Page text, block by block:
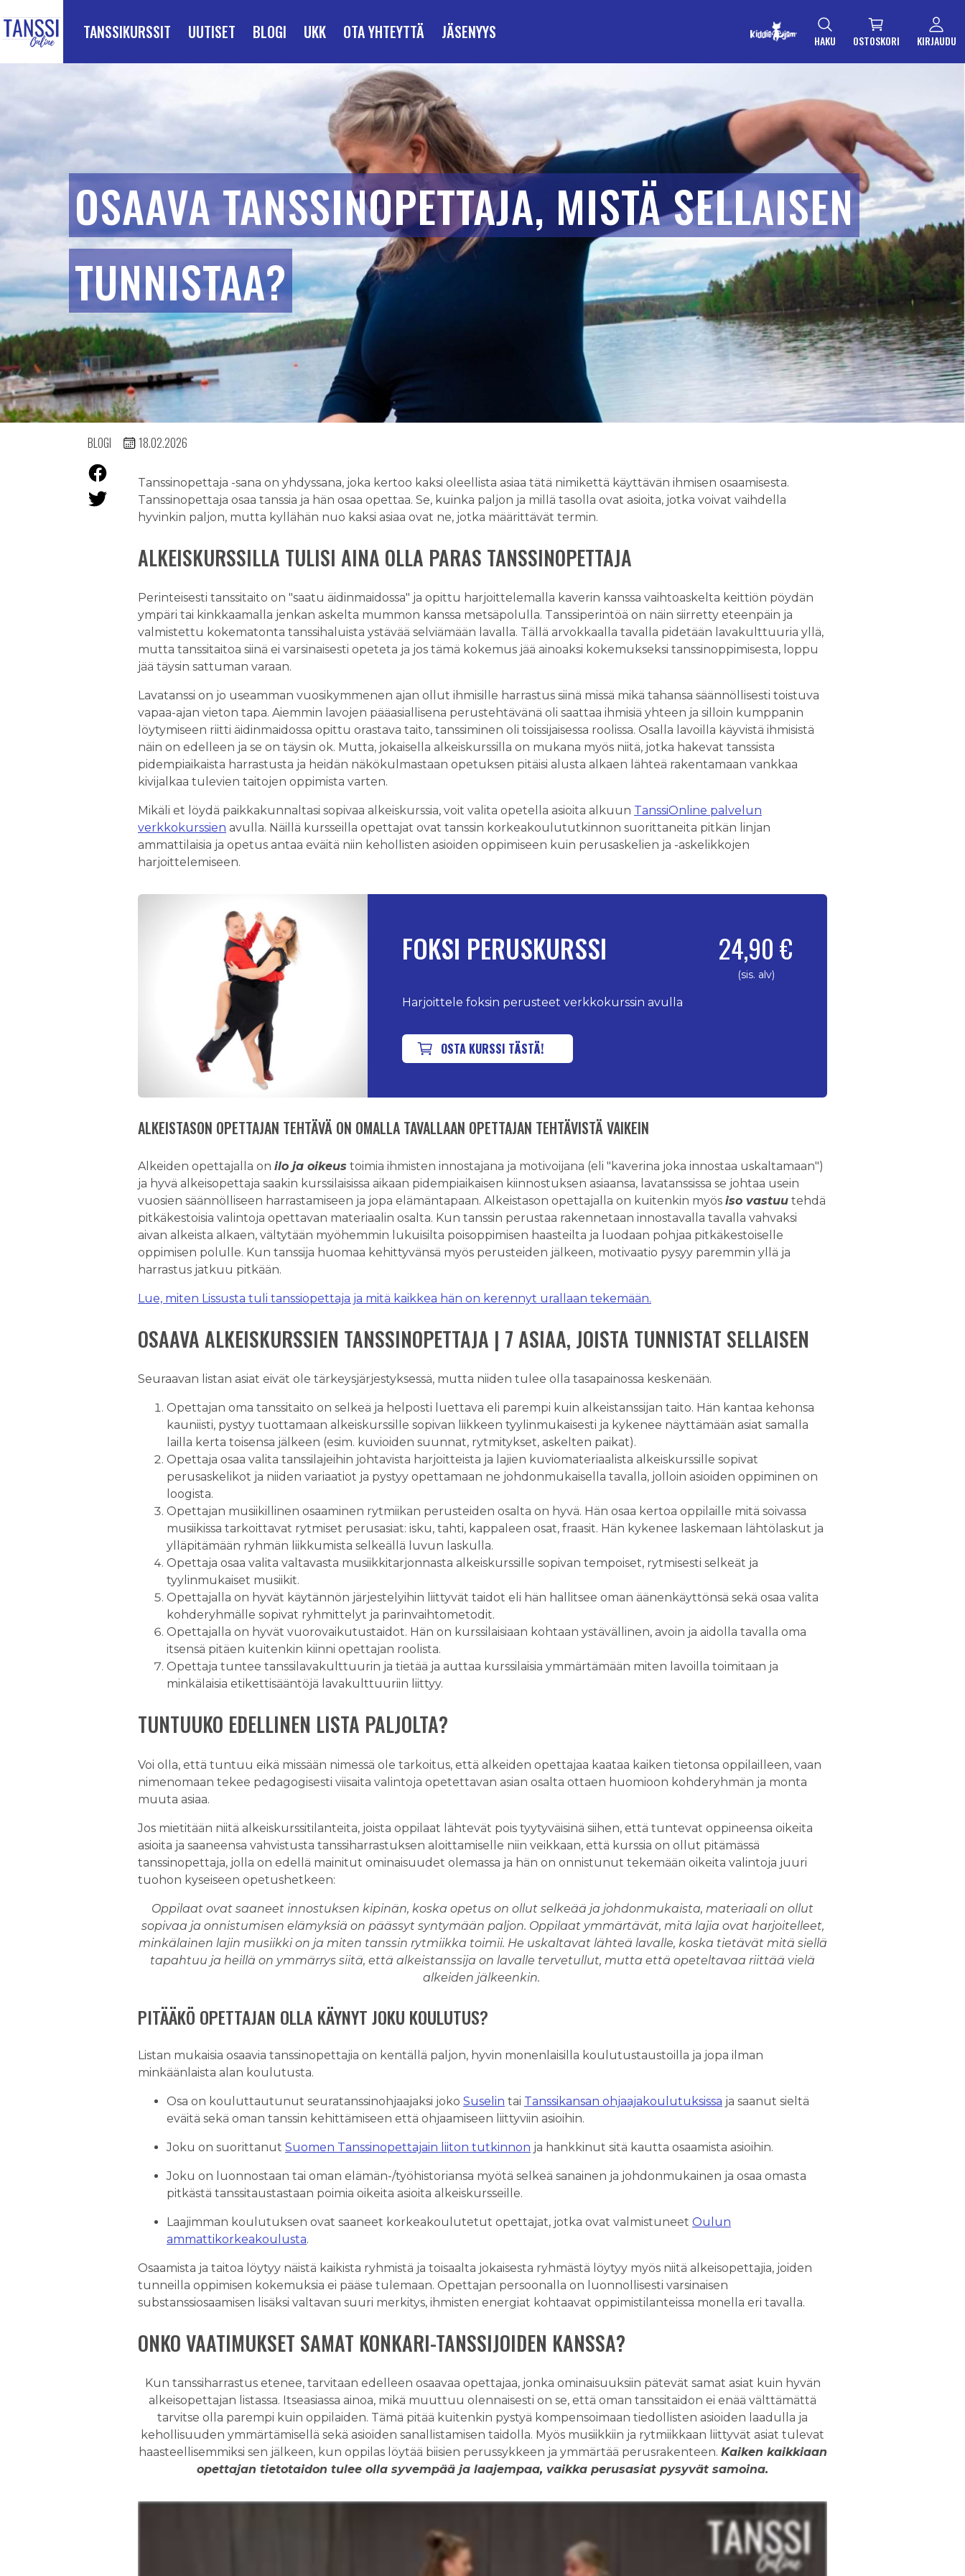
TANSSIKURSSIT UUTISET BLOGI UKK OTA YHTEYTTÄ JÄSENYYS HAKU OSTOSKORI KIRJAUDU
OSAAVA TANSSINOPETTAJA, MISTÄ SELLAISEN
TUNNISTAA?
BLOGI 18.02.2026
Tanssinopettaja -sana on yhdyssana, joka kertoo kaksi oleellista asiaa tätä nimikettä käyttävän ihmisen osaamisesta.
Tanssinopettaja osaa tanssia ja hän osaa opettaa. Se, kuinka paljon ja millä tasolla ovat asioita, jotka voivat vaihdella
hyvinkin paljon, mutta kyllähän nuo kaksi asiaa ovat ne, jotka määrittävät termin.
ALKEISKURSSILLA TULISI AINA OLLA PARAS TANSSINOPETTAJA
Perinteisesti tanssitaito on "saatu äidinmaidossa" ja opittu harjoittelemalla kaverin kanssa vaihtoaskelta keittiön pöydän
ympäri tai kinkkaamalla jenkan askelta mummon kanssa metsäpolulla. Tanssiperintöä on näin siirretty eteenpäin ja
valmistettu kokematonta tanssihaluista ystävää selviämään lavalla. Tällä arvokkaalla tavalla pidetään lavakulttuuria yllä,
mutta tanssitaitoa siinä ei varsinaisesti opeteta ja jos tämä kokemus jää ainoaksi kokemukseksi tanssinoppimisesta, loppu
jää täysin sattuman varaan.
Lavatanssi on jo useamman vuosikymmenen ajan ollut ihmisille harrastus siinä missä mikä tahansa säännöllisesti toistuva
vapaa-ajan vieton tapa. Aiemmin lavojen pääasiallisena perustehtävänä oli saattaa ihmisiä yhteen ja silloin kumppanin
löytymiseen riitti äidinmaidossa opittu orastava taito, tanssiminen oli toissijaisessa roolissa. Osalla lavoilla käyvistä ihmisistä
näin on edelleen ja se on täysin ok. Mutta, jokaisella alkeiskurssilla on mukana myös niitä, jotka hakevat tanssista
pidempiaikaista harrastusta ja heidän näkökulmastaan opetuksen pitäisi alusta alkaen lähteä rakentamaan vankkaa
kivijalkaa tulevien taitojen oppimista varten.
Mikäli et löydä paikkakunnaltasi sopivaa alkeiskurssia, voit valita opetella asioita alkuun TanssiOnline palvelun
verkkokurssien avulla. Näillä kursseilla opettajat ovat tanssin korkeakoulututkinnon suorittaneita pitkän linjan
ammattilaisia ja opetus antaa eväitä niin kehollisten asioiden oppimiseen kuin perusaskelien ja -askelikkojen
harjoittelemiseen.
FOKSI PERUSKURSSI 24,90 €
(sis. alv)
Harjoittele foksin perusteet verkkokurssin avulla
OSTA KURSSI TÄSTÄ!
ALKEISTASON OPETTAJAN TEHTÄVÄ ON OMALLA TAVALLAAN OPETTAJAN TEHTÄVISTÄ VAIKEIN
Alkeiden opettajalla on ilo ja oikeus toimia ihmisten innostajana ja motivoijana (eli "kaverina joka innostaa uskaltamaan")
ja hyvä alkeisopettaja saakin kurssilaisissa aikaan pidempiaikaisen kiinnostuksen asiaansa, lavatanssissa se johtaa usein
vuosien säännölliseen harrastamiseen ja jopa elämäntapaan. Alkeistason opettajalla on kuitenkin myös iso vastuu tehdä
pitkäkestoisia valintoja opettavan materiaalin osalta. Kun tanssin perustaa rakennetaan innostavalla tavalla vahvaksi
aivan alkeista alkaen, vältytään myöhemmin lukuisilta poisoppimisen haasteilta ja luodaan pohjaa pitkäkestoiselle
oppimisen polulle. Kun tanssija huomaa kehittyvänsä myös perusteiden jälkeen, motivaatio pysyy paremmin yllä ja
harrastus jatkuu pitkään.
Lue, miten Lissusta tuli tanssiopettaja ja mitä kaikkea hän on kerennyt urallaan tekemään.
OSAAVA ALKEISKURSSIEN TANSSINOPETTAJA | 7 ASIAA, JOISTA TUNNISTAT SELLAISEN
Seuraavan listan asiat eivät ole tärkeysjärjestyksessä, mutta niiden tulee olla tasapainossa keskenään.
Opettajan oma tanssitaito on selkeä ja helposti luettava eli parempi kuin alkeistanssijan taito. Hän kantaa kehonsa
kauniisti, pystyy tuottamaan alkeiskurssille sopivan liikkeen tyylinmukaisesti ja kykenee näyttämään asiat samalla
lailla kerta toisensa jälkeen (esim. kuvioiden suunnat, rytmitykset, askelten paikat).
Opettaja osaa valita tanssilajeihin johtavista harjoitteista ja lajien kuviomateriaalista alkeiskurssille sopivat
perusaskelikot ja niiden variaatiot ja pystyy opettamaan ne johdonmukaisella tavalla, jolloin asioiden oppiminen on
loogista.
Opettajan musiikillinen osaaminen rytmiikan perusteiden osalta on hyvä. Hän osaa kertoa oppilaille mitä soivassa
musiikissa tarkoittavat rytmiset perusasiat: isku, tahti, kappaleen osat, fraasit. Hän kykenee laskemaan lähtölaskut ja
ylläpitämään ryhmän liikkumista selkeällä luvun laskulla.
Opettaja osaa valita valtavasta musiikkitarjonnasta alkeiskurssille sopivan tempoiset, rytmisesti selkeät ja
tyylinmukaiset musiikit.
Opettajalla on hyvät käytännön järjestelyihin liittyvät taidot eli hän hallitsee oman äänenkäyttönsä sekä osaa valita
kohderyhmälle sopivat ryhmittelyt ja parinvaihtometodit.
Opettajalla on hyvät vuorovaikutustaidot. Hän on kurssilaisiaan kohtaan ystävällinen, avoin ja aidolla tavalla oma
itsensä pitäen kuitenkin kiinni opettajan roolista.
Opettaja tuntee tanssilavakulttuurin ja tietää ja auttaa kurssilaisia ymmärtämään miten lavoilla toimitaan ja
minkälaisia etikettisääntöjä lavakulttuuriin liittyy.
TUNTUUKO EDELLINEN LISTA PALJOLTA?
Voi olla, että tuntuu eikä missään nimessä ole tarkoitus, että alkeiden opettajaa kaataa kaiken tietonsa oppilailleen, vaan
nimenomaan tekee pedagogisesti viisaita valintoja opetettavan asian osalta ottaen huomioon kohderyhmän ja monta
muuta asiaa.
Jos mietitään niitä alkeiskurssitilanteita, joista oppilaat lähtevät pois tyytyväisinä siihen, että tuntevat oppineensa oikeita
asioita ja saaneensa vahvistusta tanssiharrastuksen aloittamiselle niin veikkaan, että kurssia on ollut pitämässä
tanssinopettaja, jolla on edellä mainitut ominaisuudet olemassa ja hän on onnistunut tekemään oikeita valintoja juuri
tuohon kyseiseen opetushetkeen:
Oppilaat ovat saaneet innostuksen kipinän, koska opetus on ollut selkeää ja johdonmukaista, materiaali on ollut
sopivaa ja onnistumisen elämyksiä on päässyt syntymään paljon. Oppilaat ymmärtävät, mitä lajia ovat harjoitelleet,
minkälainen lajin musiikki on ja miten tanssin rytmiikka toimii. He uskaltavat lähteä lavalle, koska tietävät mitä siellä
tapahtuu ja heillä on ymmärrys siitä, että alkeistanssija on lavalle tervetullut, mutta että opeteltavaa riittää vielä
alkeiden jälkeenkin.
PITÄÄKÖ OPETTAJAN OLLA KÄYNYT JOKU KOULUTUS?
Listan mukaisia osaavia tanssinopettajia on kentällä paljon, hyvin monenlaisilla koulutustaustoilla ja jopa ilman
minkäänlaista alan koulutusta.
Osa on kouluttautunut seuratanssinohjaajaksi joko Suselin tai Tanssikansan ohjaajakoulutuksissa ja saanut sieltä
eväitä sekä oman tanssin kehittämiseen että ohjaamiseen liittyviin asioihin.
Joku on suorittanut Suomen Tanssinopettajain liiton tutkinnon ja hankkinut sitä kautta osaamista asioihin.
Joku on luonnostaan tai oman elämän-/työhistoriansa myötä selkeä sanainen ja johdonmukainen ja osaa omasta
pitkästä tanssitaustastaan poimia oikeita asioita alkeiskursseille.
Laajimman koulutuksen ovat saaneet korkeakoulutetut opettajat, jotka ovat valmistuneet Oulun
ammattikorkeakoulusta.
Osaamista ja taitoa löytyy näistä kaikista ryhmistä ja toisaalta jokaisesta ryhmästä löytyy myös niitä alkeisopettajia, joiden
tunneilla oppimisen kokemuksia ei pääse tulemaan. Opettajan persoonalla on luonnollisesti varsinaisen
substanssiosaamisen lisäksi valtavan suuri merkitys, ihmisten energiat kohtaavat oppimistilanteissa monella eri tavalla.
ONKO VAATIMUKSET SAMAT KONKARI-TANSSIJOIDEN KANSSA?
Kun tanssiharrastus etenee, tarvitaan edelleen osaavaa opettajaa, jonka ominaisuuksiin pätevät samat asiat kuin hyvän
alkeisopettajan listassa. Itseasiassa ainoa, mikä muuttuu olennaisesti on se, että oman tanssitaidon ei enää välttämättä
tarvitse olla parempi kuin oppilaiden. Tämä pitää kuitenkin pystyä kompensoimaan tiedollisten asioiden laadulla ja
kehollisuuden ymmärtämisellä sekä asioiden sanallistamisen taidolla. Myös musiikkiin ja rytmiikkaan liittyvät asiat tulevat
haasteellisemmiksi sen jälkeen, kun oppilas löytää biisien perussykkeen ja ymmärtää perusrakenteen. Kaiken kaikkiaan
opettajan tietotaidon tulee olla syvempää ja laajempaa, vaikka perusasiat pysyvät samoina.